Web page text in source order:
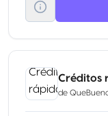
Créditos
de